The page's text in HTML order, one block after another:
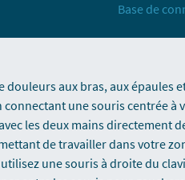
Base de
douleurs aux bras, aux
connectant une souris centrée
les deux mains directement
de travailler dans votre
une souris à droite du